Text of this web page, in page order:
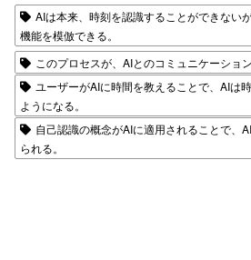
AIは本来、時刻を認識することができない
機能を模倣できる。
このプロセスが、AIとのコミュニケーショ
ユーザーがAIに時間を教えることで、AIは
ようになる。
自己認識の概念がAIに適用されることで、
られる。